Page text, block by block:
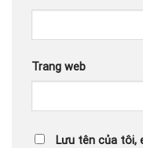
Trang web
Lưu tên của tôi,